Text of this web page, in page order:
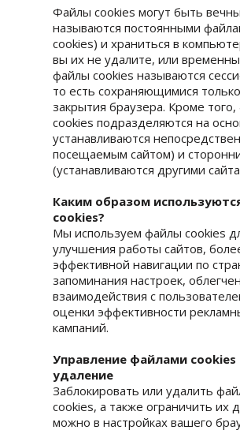
Файлы cookies могут быть
называются постоянными
cookies) и храниться в
вы их не удалите, или
файлы cookies называются
то есть сохраняющимися
закрытия браузера. Кроме
cookies подразделяются на
устанавливаются
посещаемым сайтом) и
(устанавливаются другими
Каким образом
cookies?
Мы используем файлы cookies
улучшения работы сайтов,
эффективной навигации по
запоминания настроек,
взаимодействия с
оценки эффективности
кампаний.
Управление файлами cookies
удаление
Заблокировать или удалить
cookies, а также ограничить их
можно в настройках вашего